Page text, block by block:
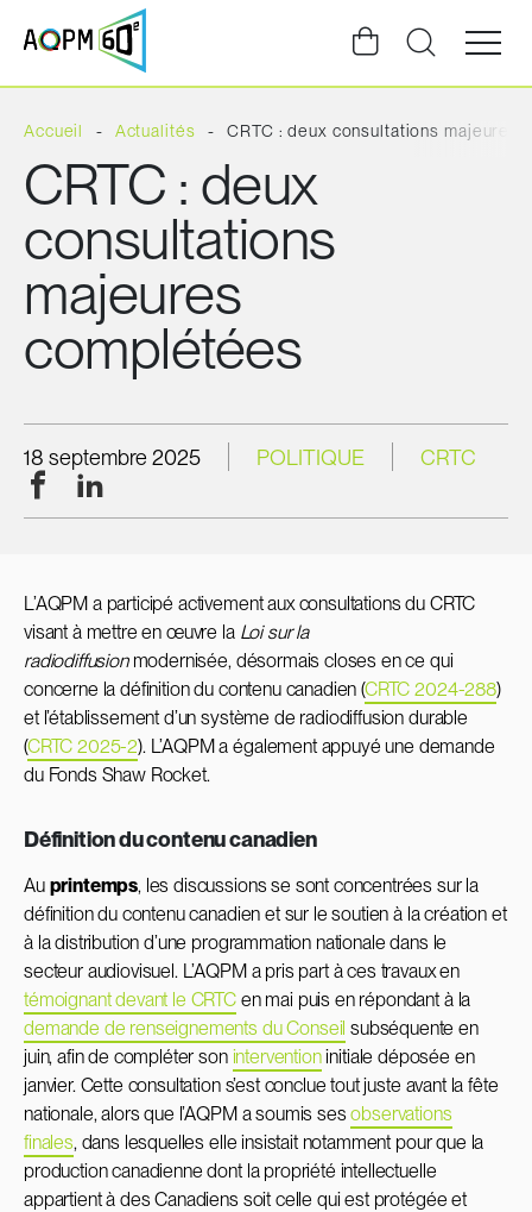
Ouvrir
la
du
Accueil Actualités CRTC : deux consultations majeures
CRTC : deux
consultations
majeures
complétées
18 septembre 2025 POLITIQUE CRTC
FacebookLinkedIn
L’AQPM a participé activement aux consultations du CRTC
visant à mettre en œuvre la Loi sur la
radiodiffusionmodernisée, désormais closes en ce qui
concerne la définition du contenu canadien (CRTC 2024-288)
et l’établissement d’un système de radiodiffusion durable
(CRTC 2025-2). L’AQPM a également appuyé une demande
du Fonds Shaw Rocket.
Définition du contenu canadien
Au printemps, les discussions se sont concentrées sur la
définition du contenu canadien et sur le soutien à la création et
à la distribution d’une programmation nationale dans le
secteur audiovisuel. L’AQPM a pris part à ces travaux en
témoignant devant le CRTC en mai puis en répondant à la
demande de renseignements du Conseil subséquente en
juin, afin de compléter son interventioninitiale déposée en
janvier. Cette consultation s’est conclue tout juste avant la fête
nationale, alors que l’AQPM a soumis sesobservations
finales, dans lesquelles elle insistait notamment pour que la
production canadienne dont la propriété intellectuelle
appartient à des Canadiens soit celle qui est protégée et